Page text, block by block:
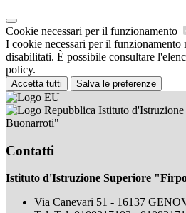
Cookie necessari per il funzionamento
I cookie necessari per il funzionamento
disabilitati. È possibile consultare
policy.
Accetta tutti Salva le preferenze
Istituto
Buonarroti"
Contatti
Istituto d'Istruzione Superiore
Via Canevari 51 - 16137